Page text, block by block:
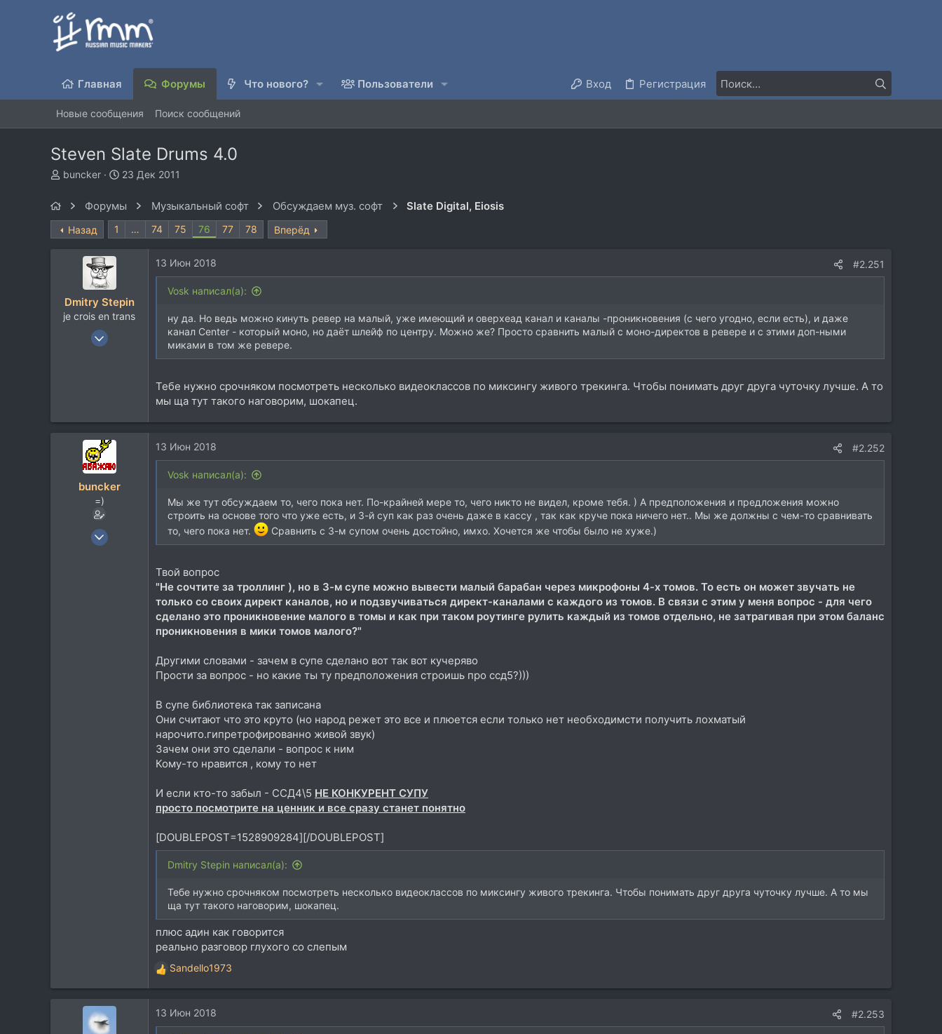
Главная Форумы Что нового? Пользователи Вход Регистрация
Новые сообщения Поиск сообщений
Steven Slate Drums 4.0
А
р
т
buncker
Д
а
а
23 Дек 2011
Форумы Музыкальный софт Обсуждаем муз. софт Slate Digital, Eiosis
Назад 1 … 74 75 76 77 78 Вперёд
Dmitry Stepin
je crois en trans
12 Янв 2004
Москва
13 Июн 2018 #2.251
Vosk написал(а):
ну да. Но ведь можно кинуть ревер на малый, уже имеющий и оверхеад канал и каналы -проникновения (с чего угодно, если есть), и даже
канал Center - который моно, но даёт шлейф по центру. Можно же? Просто сравнить малый с моно-директов в ревере и с этими доп-ными
миками в том же ревере.
Тебе нужно срочняком посмотреть несколько видеоклассов по миксингу живого трекинга. Чтобы понимать друг друга чуточку лучше. А то
мы ща тут такого наговорим, шокапец.
buncker
=)
26 Ноя 2002
13 Июн 2018 #2.252
Vosk написал(а):
Мы же тут обсуждаем то, чего пока нет. По-крайней мере то, чего никто не видел, кроме тебя. ) А предположения и предложения можно
строить на основе того что уже есть, и 3-й суп как раз очень даже в кассу , так как круче пока ничего нет.. Мы же должны с чем-то сравнивать
то, чего пока нет.
Сравнить с 3-м супом очень достойно, имхо. Хочется же чтобы было не хуже.)
Твой вопрос
"Не сочтите за троллинг ), но в 3-м супе можно вывести малый барабан через микрофоны 4-х томов. То есть он может звучать не
только со своих директ каналов, но и подзвучиваться директ-каналами с каждого из томов. В связи с этим у меня вопрос - для чего
сделано это проникновение малого в томы и как при таком роутинге рулить каждый из томов отдельно, не затрагивая при этом баланс
проникновения в мики томов малого?"
Другими словами - зачем в супе сделано вот так вот кучеряво
Прости за вопрос - но какие ты ту предположения строишь про ссд5?)))
В супе библиотека так записана
Они считают что это круто (но народ режет это все и плюется если только нет необходимсти получить лохматый
нарочито.гипретрофированно живой звук)
Зачем они это сделали - вопрос к ним
Кому-то нравится , кому то нет
И если кто-то забыл - ССД4\5 НЕ КОНКУРЕНТ СУПУ
просто посмотрите на ценник и все сразу станет понятно
[DOUBLEPOST=1528909284][/DOUBLEPOST]
Dmitry Stepin написал(а):
Тебе нужно срочняком посмотреть несколько видеоклассов по миксингу живого трекинга. Чтобы понимать друг друга чуточку лучше. А то мы
ща тут такого наговорим, шокапец.
плюс адин как говорится
реально разговор глухого со слепым
Р
е
к
ц
Sandello1973
13 Июн 2018 #2.253